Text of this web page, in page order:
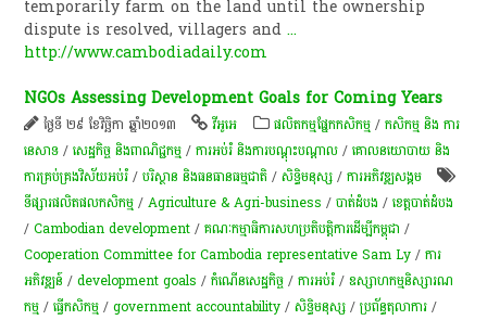
temporarily farm on the land until the ownership
dispute is resolved, villagers and...
http://www.cambodiadaily.com
NGOs Assessing Development Goals for Coming Years
ថ្ងៃទី ២៩ ខែវិច្ឆិកា ឆ្នាំ២០១៣ វីអូអេ ​ផលិតកម្ម​ផ្នែក​កសិកម្ម​ /កសិកម្ម​ និង​ ការ​
នេ​សាទ​ /សេដ្ឋកិច្ច និងពាណិជ្ជកម្ម /ការអប់រំ និងការបណ្តុះបណ្តាល /គោលនយោបាយ និង
ការគ្រប់គ្រងវិស័យអប់រំ /បរិស្ថាន និងធនធានធម្មជាតិ /សិទ្ធិមនុស្ស /ការ​អភិវឌ្ឍ​សង្គម
ទីផ្សារផលិតផលកសិកម្ម /Agriculture & Agri-business /បាត់ដំបង /ខេត្តបាត់ដំបង
/Cambodian development /គណៈកម្មាធិការសហប្រតិបត្តិការដើម្បីកម្ពុជា /
Cooperation Committee for Cambodia representative Sam Ly /ការ
អភិវឌ្ឍន៍ /development goals /កំណើន​សេដ្ឋកិច្ច /ការអប់រំ /ឧស្សាហកម្មនិស្សារណ
កម្ម /ធ្វើកសិកម្ម /government accountability /សិទ្ធិមនុស្ស /ប្រព័ន្ធ​តុលាការ /